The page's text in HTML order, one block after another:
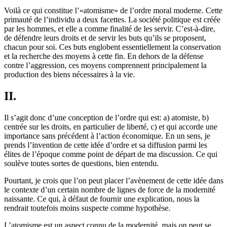
Voilà ce qui constitue l’«atomisme» de l’ordre moral moderne. Cette
primauté de l’individu a deux facettes. La société politique est créée
par les hommes, et elle a comme finalité de les servir. C’est-à-dire,
de défendre leurs droits et de servir les buts qu’ils se proposent,
chacun pour soi. Ces buts englobent essentiellement la conservation
et la recherche des moyens à cette fin. En dehors de la défense
contre l’aggression, ces moyens comprennent principalement la
production des biens nécessaires à la vie.
II.
Il s’agit donc d’une conception de l’ordre qui est: a) atomiste, b)
centrée sur les droits, en particulier de liberté, c) et qui accorde une
importance sans précédent à l’action économique. En un sens, je
prends l’invention de cette idée d’ordre et sa diffusion parmi les
élites de l’époque comme point de départ de ma discussion. Ce qui
soulève toutes sortes de questions, bien entendu.
Pourtant, je crois que l’on peut placer l’avènement de cette idée dans
le contexte d’un certain nombre de lignes de force de la modernité
naissante. Ce qui, à défaut de fournir une explication, nous la
rendrait toutefois moins suspecte comme hypothèse.
L’atomisme est un aspect connu de la modernité, mais on peut se